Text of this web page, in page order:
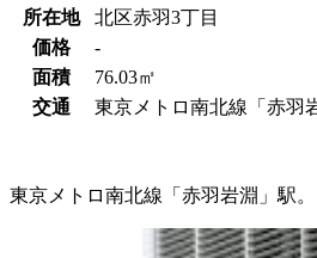
所在地
北区赤羽3丁目
価格
‐
面積
76.03㎡
交通
東京メトロ南北線「赤羽
東京メトロ南北線「赤羽岩淵」駅。